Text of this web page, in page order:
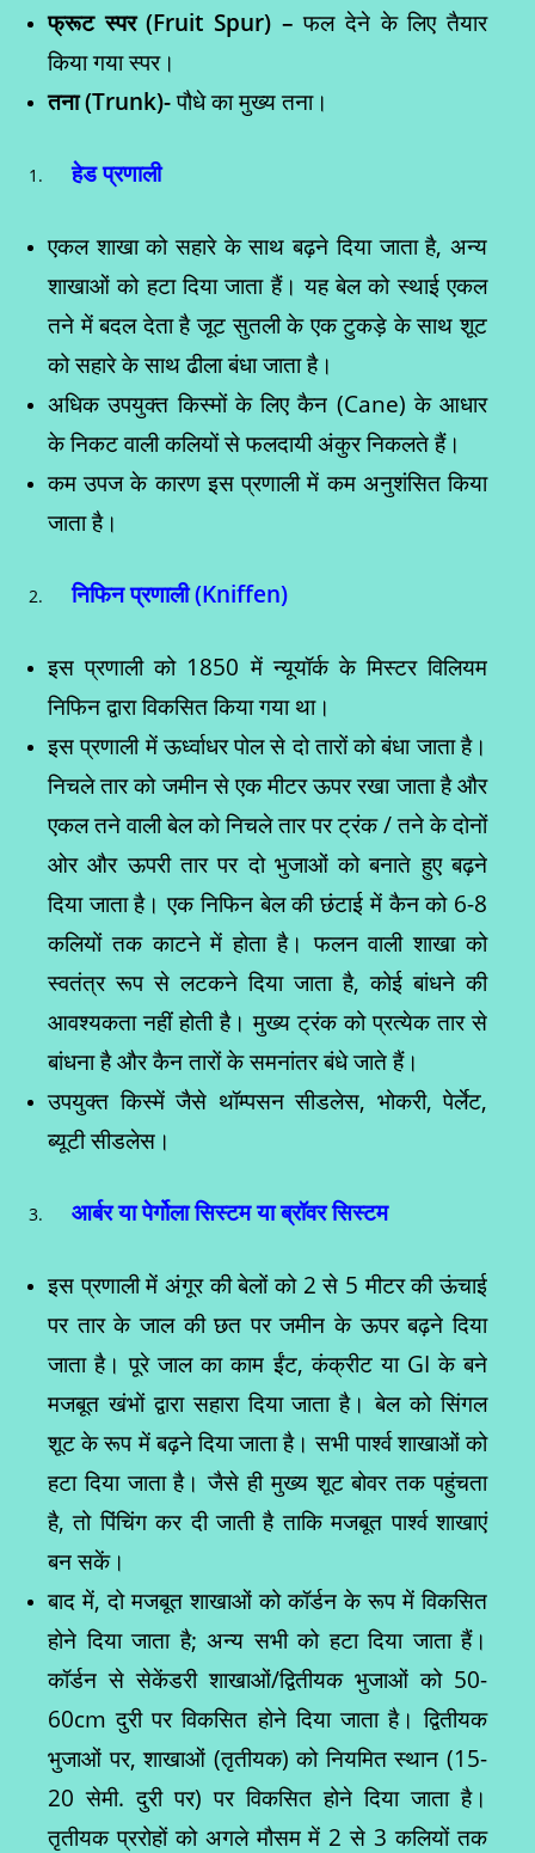
फ्रूट स्पर (Fruit Spur) – फल देने के लिए तैयार
किया गया स्पर।
तना (Trunk)-पौधे का मुख्य तना।
हेड प्रणाली
एकल शाखा को सहारे के साथ बढ़ने दिया जाता है, अन्य
शाखाओं को हटा दिया जाता हैं। यह बेल को स्थाई एकल
तने में बदल देता है जूट सुतली के एक टुकड़े के साथ शूट
को सहारे के साथ ढीला बंधा जाता है।
अधिक उपयुक्त किस्मों के लिए कैन (Cane) के आधार
के निकट वाली कलियों से फलदायी अंकुर निकलते हैं।
कम उपज के कारण इस प्रणाली में कम अनुशंसित किया
जाता है।
निफिन प्रणाली (Kniffen)
इस प्रणाली को 1850 में न्यूयॉर्क के मिस्टर विलियम
निफिन द्वारा विकसित किया गया था।
इस प्रणाली में ऊर्ध्वाधर पोल से दो तारों को बंधा जाता है।
निचले तार को जमीन से एक मीटर ऊपर रखा जाता है और
एकल तने वाली बेल को निचले तार पर ट्रंक / तने के दोनों
ओर और ऊपरी तार पर दो भुजाओं को बनाते हुए बढ़ने
दिया जाता है। एक निफिन बेल की छंटाई में कैन को 6-8
कलियों तक काटने में होता है। फलन वाली शाखा को
स्वतंत्र रूप से लटकने दिया जाता है, कोई बांधने की
आवश्यकता नहीं होती है। मुख्य ट्रंक को प्रत्येक तार से
बांधना है और कैन तारों के समनांतर बंधे जाते हैं।
उपयुक्त किस्में जैसे थॉम्पसन सीडलेस, भोकरी, पेर्लेट,
ब्यूटी सीडलेस।
आर्बर या पेर्गोला सिस्टम या ब्रॉवर सिस्टम
इस प्रणाली में अंगूर की बेलों को 2 से 5 मीटर की ऊंचाई
पर तार के जाल की छत पर जमीन के ऊपर बढ़ने दिया
जाता है। पूरे जाल का काम ईंट, कंक्रीट या GI के बने
मजबूत खंभों द्वारा सहारा दिया जाता है। बेल को सिंगल
शूट के रूप में बढ़ने दिया जाता है। सभी पार्श्व शाखाओं को
हटा दिया जाता है। जैसे ही मुख्य शूट बोवर तक पहुंचता
है, तो पिंचिंग कर दी जाती है ताकि मजबूत पार्श्व शाखाएं
बन सकें।
बाद में, दो मजबूत शाखाओं को कॉर्डन के रूप में विकसित
होने दिया जाता है; अन्य सभी को हटा दिया जाता हैं।
कॉर्डन से सेकेंडरी शाखाओं/द्वितीयक भुजाओं को 50-
60cm दुरी पर विकसित होने दिया जाता है। द्वितीयक
भुजाओं पर, शाखाओं (तृतीयक) को नियमित स्थान (15-
20 सेमी. दुरी पर) पर विकसित होने दिया जाता है।
तृतीयक प्ररोहों को अगले मौसम में 2 से 3 कलियों तक